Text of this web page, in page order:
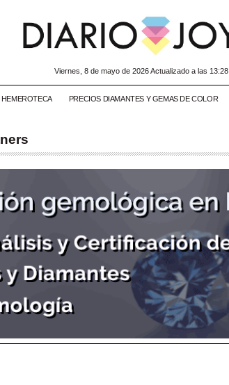
viernes, 8 de mayo de 2026 Actualizado a las 13:28
HEMEROTECA PRECIOS DIAMANTES Y GEMAS DE COLOR